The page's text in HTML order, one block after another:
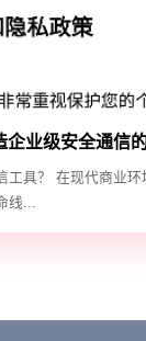
企业级安全通信
具？ 在现代商业环
线...